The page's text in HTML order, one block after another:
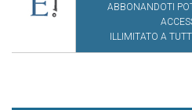
ABBONANDOTI
ILLIMITATO A